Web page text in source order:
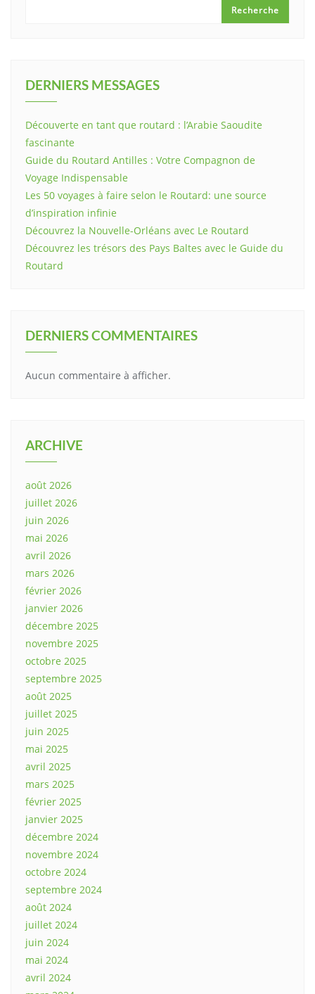
Recherche
DERNIERS MESSAGES
Découverte en tant que routard : l’Arabie Saoudite
fascinante
Guide du Routard Antilles : Votre Compagnon de
Voyage Indispensable
Les 50 voyages à faire selon le Routard: une source
d’inspiration infinie
Découvrez la Nouvelle-Orléans avec Le Routard
Découvrez les trésors des Pays Baltes avec le Guide du
Routard
DERNIERS COMMENTAIRES
Aucun commentaire à afficher.
ARCHIVE
août 2026
juillet 2026
juin 2026
mai 2026
avril 2026
mars 2026
février 2026
janvier 2026
décembre 2025
novembre 2025
octobre 2025
septembre 2025
août 2025
juillet 2025
juin 2025
mai 2025
avril 2025
mars 2025
février 2025
janvier 2025
décembre 2024
novembre 2024
octobre 2024
septembre 2024
août 2024
juillet 2024
juin 2024
mai 2024
avril 2024